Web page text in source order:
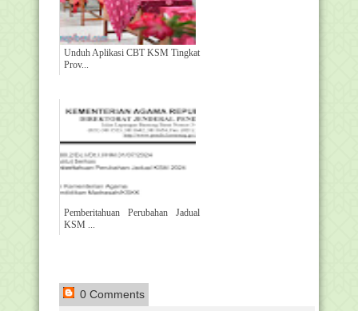
Unduh Aplikasi CBT KSM Tingkat
Prov...
Pemberitahuan Perubahan Jadual
KSM ...
0 Comments